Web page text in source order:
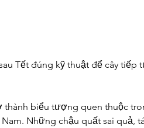
Tết đúng kỹ thuật để cây tiếp
thành biểu tượng quen thuộc
Những chậu quất sai quả,